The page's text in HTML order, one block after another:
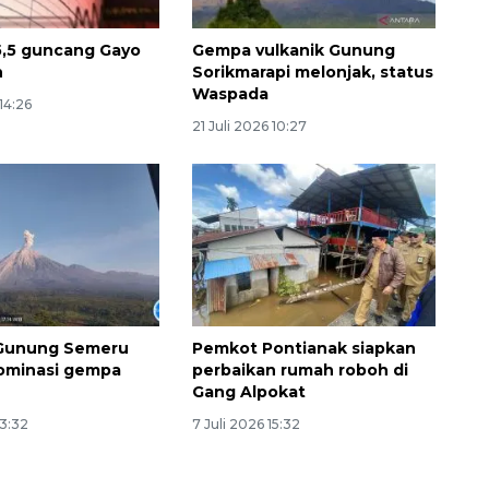
guncang Gayo
Gempa vulkanik Gunung
Sorikmarapi melonjak, status
Waspada
21 Juli 2026 10:27
Semeru
gempa
Pemkot Pontianak siapkan
perbaikan rumah roboh di
Gang Alpokat
7 Juli 2026 15:32
SPHP jaga harga beras
2026-08-08 06:00:00